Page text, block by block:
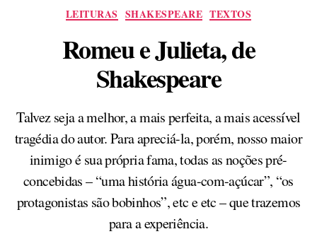
Categorias
LEITURAS SHAKESPEARE TEXTOS
Romeu e Julieta, de
Shakespeare
Talvez seja a melhor, a mais perfeita, a mais acessível
tragédia do autor. Para apreciá-la, porém, nosso maior
inimigo é sua própria fama, todas as noções pré-
concebidas – “uma história água-com-açúcar”, “os
protagonistas são bobinhos”, etc e etc – que trazemos
para a experiência.